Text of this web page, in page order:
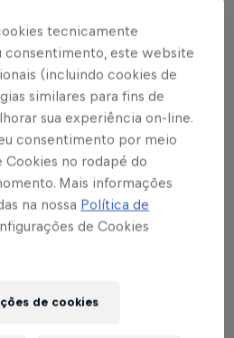
Paulistão
17
feira (21) é
da competição
tecnicamente
consentimento, este website
(incluindo cookies de
similares para fins de
sua experiência on-line.
consentimento por meio
Cookies no rodapé do
Mais informações
na nossa Política de
de Cookies
de cookies